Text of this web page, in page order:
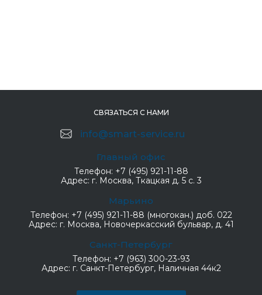
СВЯЗАТЬСЯ С НАМИ
info@smart-service.ru
Главный офис
Телефон: +7 (495) 921-11-88
Адрес: г. Москва, Ткацкая д. 5 с. 3
Марьино
Телефон: +7 (495) 921-11-88 (многокан.) доб. 022
Адрес: г. Москва, Новочеркасский бульвар, д. 41
Санкт-Петербург
Телефон: +7 (963) 300-23-93
Адрес: г. Санкт-Петербург, Наличная 44к2